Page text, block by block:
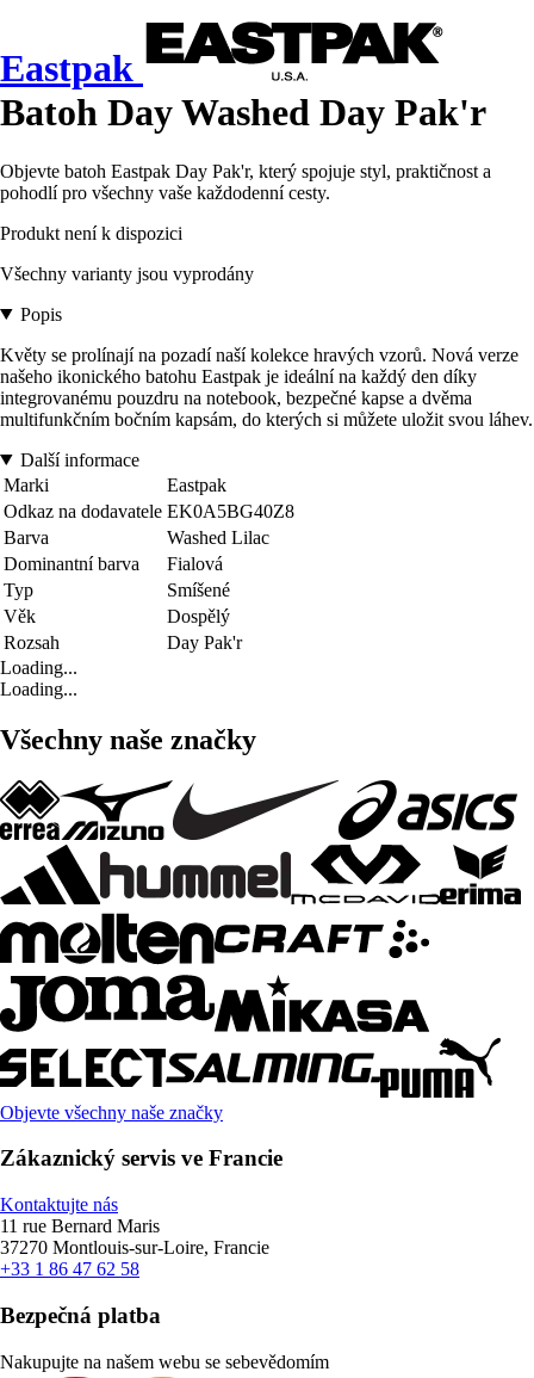
Eastpak
Batoh Day Washed Day Pak'r
Objevte batoh Eastpak Day Pak'r, který spojuje styl, praktičnost a
pohodlí pro všechny vaše každodenní cesty.
Produkt není k dispozici
Všechny varianty jsou vyprodány
Popis
Květy se prolínají na pozadí naší kolekce hravých vzorů. Nová verze
našeho ikonického batohu Eastpak je ideální na každý den díky
integrovanému pouzdru na notebook, bezpečné kapse a dvěma
multifunkčním bočním kapsám, do kterých si můžete uložit svou láhev.
Další informace
Marki
Eastpak
Odkaz na dodavatele EK0A5BG40Z8
Barva
Washed Lilac
Dominantní barva
Fialová
Typ
Smíšené
Věk
Dospělý
Rozsah
Day Pak'r
Loading...
Loading...
Všechny naše značky
Objevte všechny naše značky
Zákaznický servis ve Francie
Kontaktujte nás
11 rue Bernard Maris
37270 Montlouis-sur-Loire, Francie
+33 1 86 47 62 58
Bezpečná platba
Nakupujte na našem webu se sebevědomím